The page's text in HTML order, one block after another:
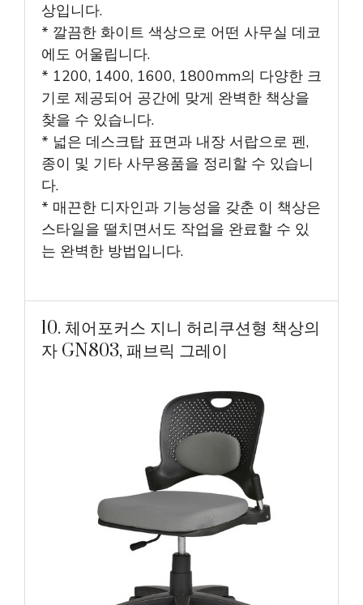
상입니다.
* 깔끔한 화이트 색상으로 어떤 사무실 데코
에도 어울립니다.
* 1200, 1400, 1600, 1800mm의 다양한 크
기로 제공되어 공간에 맞게 완벽한 책상을
찾을 수 있습니다.
* 넓은 데스크탑 표면과 내장 서랍으로 펜,
종이 및 기타 사무용품을 정리할 수 있습니
다.
* 매끈한 디자인과 기능성을 갖춘 이 책상은
스타일을 떨치면서도 작업을 완료할 수 있
는 완벽한 방법입니다.
10. 체어포커스 지니 허리쿠션형 책상의
자 GN803, 패브릭 그레이